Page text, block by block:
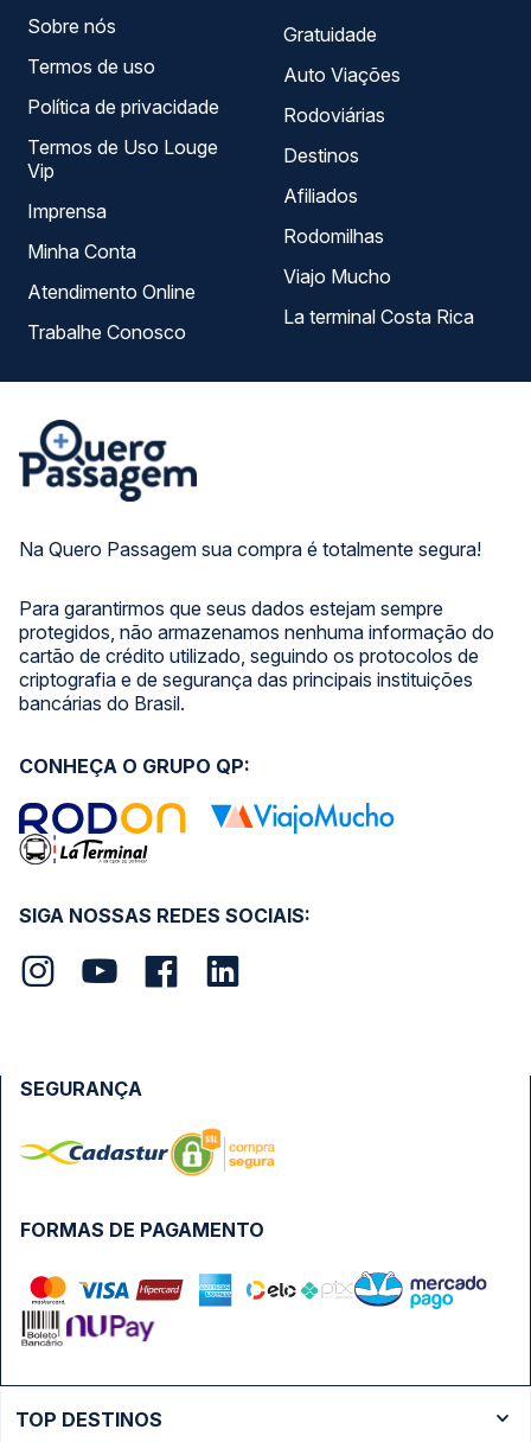
Na Quero Passagem sua compra é totalmente segura!
Para garantirmos que seus dados estejam sempre
protegidos, não armazenamos nenhuma informação do
cartão de crédito utilizado, seguindo os protocolos de
criptografia e de segurança das principais instituições
bancárias do Brasil.
Sobre nós
Termos de uso
Política de privacidade
Termos de Uso Louge
Vip
Imprensa
Minha Conta
Atendimento Online
Trabalhe Conosco
Gratuidade
Auto Viações
Rodoviárias
Destinos
Afiliados
Rodomilhas
Viajo Mucho
La terminal Costa Rica
SIGA NOSSAS REDES SOCIAIS:
CONHEÇA O GRUPO QP:
FORMAS DE PAGAMENTO
SEGURANÇA
TOP DESTINOS